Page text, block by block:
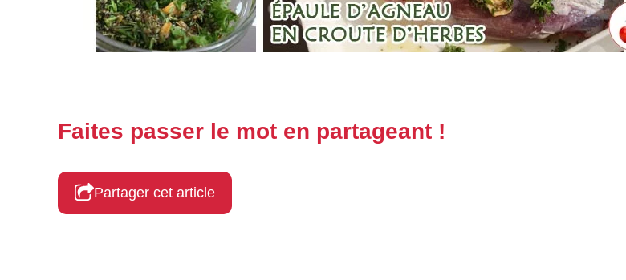
Faites passer le mot en partageant !
Partager cet article